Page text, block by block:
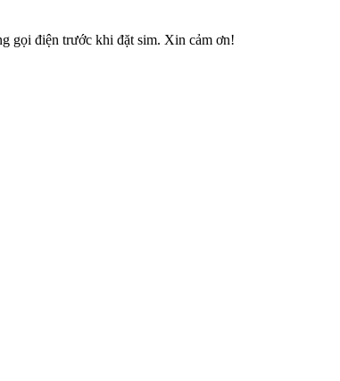
gọi điện trước khi đặt sim. Xin cảm ơn!